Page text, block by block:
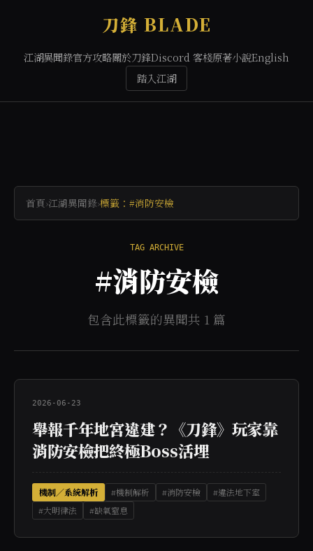
刀鋒 BLADE
江湖異聞錄官方攻略關於刀鋒Discord 客棧原著小說English
踏入江湖
首頁›江湖異聞錄›標籤：#消防安檢
TAG ARCHIVE
#消防安檢
包含此標籤的異聞共 1 篇
2026-06-23
舉報千年地宮違建？《刀鋒》玩家靠
消防安檢把終極Boss活埋
機制／系統解析 #機制解析 #消防安檢
#違法地下室
#大明律法
#缺氧窒息